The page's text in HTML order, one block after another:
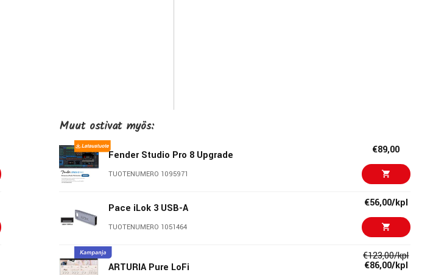
Muut ostivat myös:
Fender Studio Pro 8 Upgrade
TUOTENUMERO 1095971
€89,00
Pace iLok 3 USB-A
TUOTENUMERO 1051464
€56,00/kpl
ARTURIA Pure LoFi
€123,00/kpl
€86,00/kpl